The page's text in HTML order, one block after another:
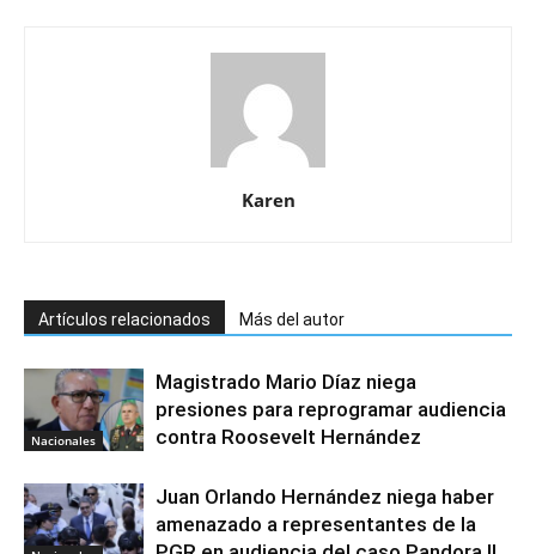
Karen
Artículos relacionados Más del autor
Nacionales
Magistrado Mario Díaz niega
presiones para reprogramar audiencia
contra Roosevelt Hernández
Juan Orlando Hernández niega haber
amenazado a representantes de la